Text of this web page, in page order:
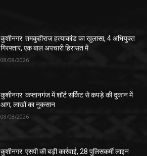
कुशीनगर: तमकुहीराज हत्याकांड का खुलासा, 4 अभियुक्त
गिरफ्तार, एक बाल अपचारी हिरासत में
08/08/2026
कुशीनगर: कप्तानगंज में शॉर्ट सर्किट से कपड़े की दुकान में
आग, लाखों का नुकसान
08/08/2026
कुशीनगर: एसपी की बड़ी कार्रवाई, 28 पुलिसकर्मी लाइन